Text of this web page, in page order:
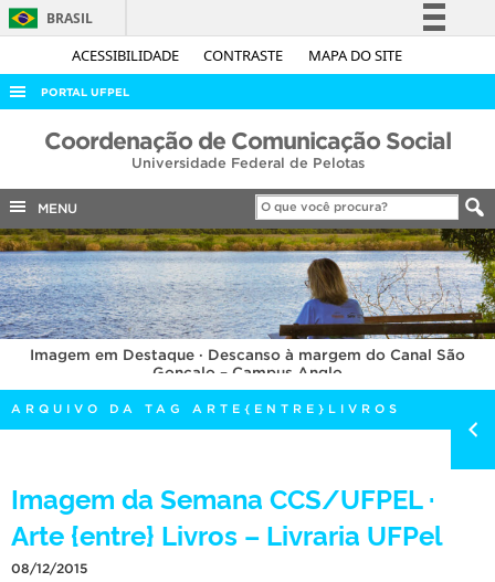
ACESSIBILIDADE CONTRASTE MAPA DO SITE
BRASIL
Simplifique!
Acesso à informação
Legislação
Canais
PORTAL UFPEL
ACESSO À INFORMAÇÃO
COBALTO
CONCURSOS
EDITAIS
INTERNACIONAL
OUVIDORIA
PORTARIAS
TELEFONES
Coordenação de Comunicação Social
Universidade Federal de Pelotas
MENU
Imagem em Destaque · Descanso à margem do Canal São
Gonçalo – Campus Anglo
ARQUIVO DA TAG ARTE{ENTRE}LIVROS
Imagem da Semana CCS/UFPEL ·
Arte {entre} Livros – Livraria UFPel
08/12/2015